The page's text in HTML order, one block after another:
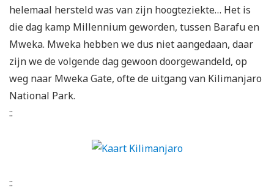
helemaal hersteld was van zijn hoogteziekte… Het is
die dag kamp Millennium geworden, tussen Barafu en
Mweka. Mweka hebben we dus niet aangedaan, daar
zijn we de volgende dag gewoon doorgewandeld, op
weg naar Mweka Gate, ofte de uitgang van Kilimanjaro
National Park.
::
::